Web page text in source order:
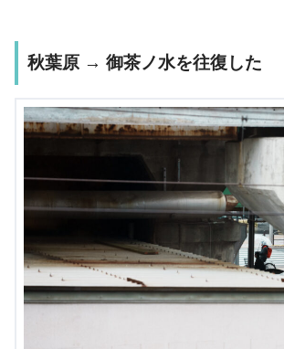
秋葉原 → 御茶ノ水を往復した